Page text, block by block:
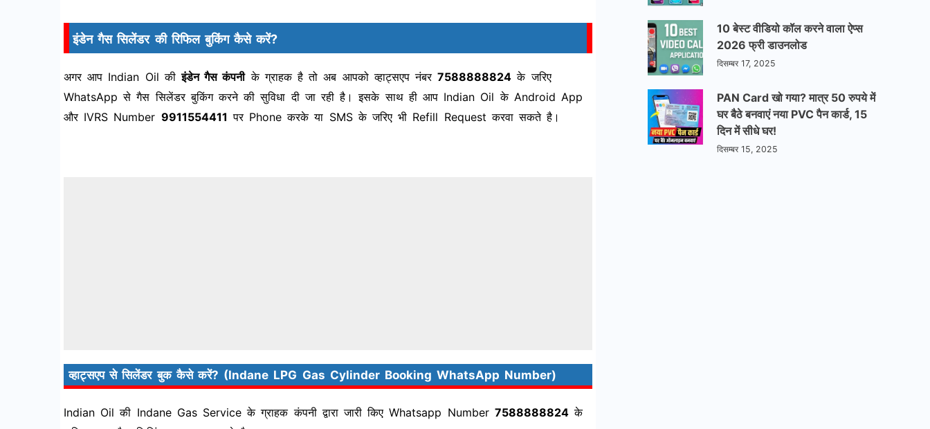
इंडेन गैस सिलेंडर की रिफिल बुकिंग कैसे करें?
अगर आप Indian Oil कीइंडेन गैस कंपनीके ग्राहक है तो अब आपको व्हाट्सएप नंबर7588888824 के जरिए
WhatsApp से गैस सिलेंडर बुकिंग करने की सुविधा दी जा रही है। इसके साथ ही आप Indian Oil के Android App
और IVRS Number 9911554411 पर Phone करके या SMS के जरिए भी Refill Request करवा सकते है।
व्हाट्सएप से सिलेंडर बुक कैसे करें? (Indane LPG Gas Cylinder Booking WhatsApp Number)
Indian Oil की Indane Gas Service के ग्राहक कंपनी द्वारा जारी किए Whatsapp Number 7588888824के
10 बेस्ट वीडियो कॉल करने वाला ऐप्स
2026 फ्री डाउनलोड
दिसम्बर 17, 2025
PAN Card खो गया? मात्र 50 रुपये में
घर बैठे बनवाएं नया PVC पैन कार्ड, 15
दिन में सीधे घर!
दिसम्बर 15, 2025